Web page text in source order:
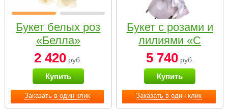
Заказать в один клик
Букет белых роз
«Белла»
2 420 руб.
Купить
Заказать в один клик
Букет с розами и
лилиями «С
наилучшими
пожеланиями»
5 740руб.
Купить